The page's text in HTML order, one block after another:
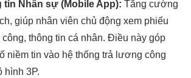
tin Nhân sự (Mobile App): Tăng cường
giúp nhân viên chủ động xem phiếu
công, thông tin cá nhân. Điều này góp
niềm tin vào hệ thống trả lương công
hình 3P.